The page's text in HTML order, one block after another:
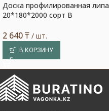
Доска профилированная липа
20*180*2000 сорт В
2 640₸ / шт.
В КОРЗИНУ